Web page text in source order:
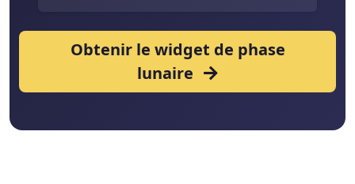
Obtenir le widget de phase
lunaire